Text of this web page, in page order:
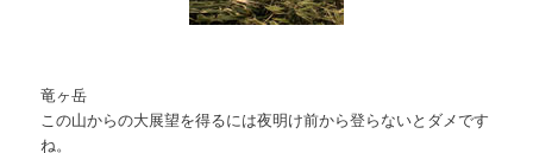
竜ヶ岳
この山からの大展望を得るには夜明け前から登らないとダメです
ね。